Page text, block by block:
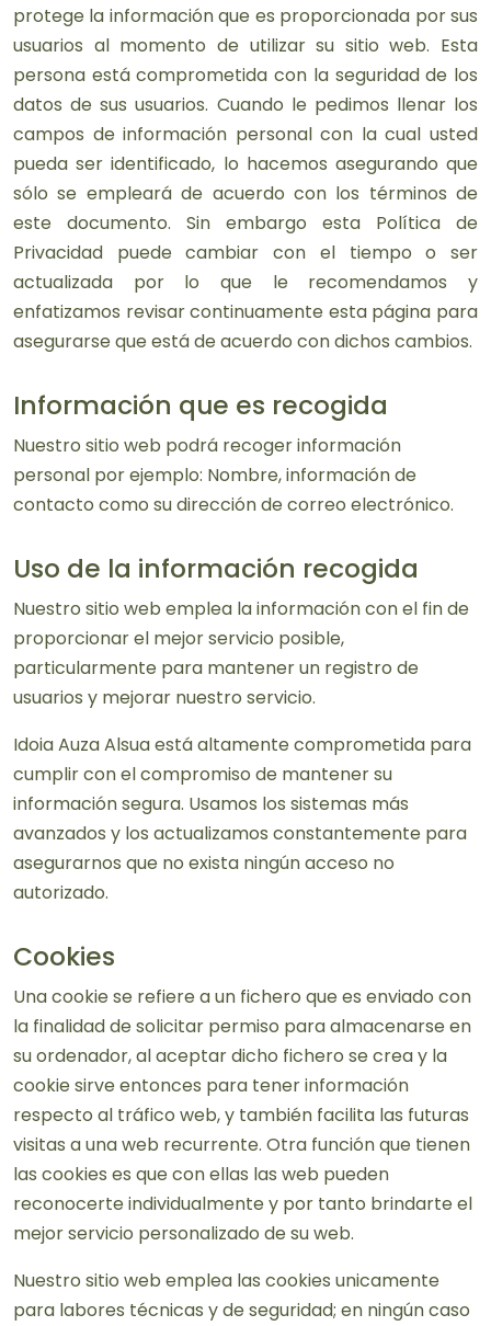
protege la información que es proporcionada por sus
usuarios al momento de utilizar su sitio web. Esta
persona está comprometida con la seguridad de los
datos de sus usuarios. Cuando le pedimos llenar los
campos de información personal con la cual usted
pueda ser identificado, lo hacemos asegurando que
sólo se empleará de acuerdo con los términos de
este documento. Sin embargo esta Política de
Privacidad puede cambiar con el tiempo o ser
actualizada por lo que le recomendamos y
enfatizamos revisar continuamente esta página para
asegurarse que está de acuerdo con dichos cambios.
Información que es recogida
Nuestro sitio web podrá recoger información
personal por ejemplo: Nombre, información de
contacto como su dirección de correo electrónico.
Uso de la información recogida
Nuestro sitio web emplea la información con el fin de
proporcionar el mejor servicio posible,
particularmente para mantener un registro de
usuarios y mejorar nuestro servicio.
Idoia Auza Alsua está altamente comprometida para
cumplir con el compromiso de mantener su
información segura. Usamos los sistemas más
avanzados y los actualizamos constantemente para
asegurarnos que no exista ningún acceso no
autorizado.
Cookies
Una cookie se refiere a un fichero que es enviado con
la finalidad de solicitar permiso para almacenarse en
su ordenador, al aceptar dicho fichero se crea y la
cookie sirve entonces para tener información
respecto al tráfico web, y también facilita las futuras
visitas a una web recurrente. Otra función que tienen
las cookies es que con ellas las web pueden
reconocerte individualmente y por tanto brindarte el
mejor servicio personalizado de su web.
Nuestro sitio web emplea las cookies unicamente
para labores técnicas y de seguridad; en ningún caso